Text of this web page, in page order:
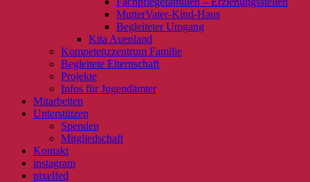
MutterVater-Kind-Haus
Begleiteter Umgang
Kita Auenland
Kompetenzzentrum Familie
Begleitete Elternschaft
Projekte
Infos für Jugendämter
Mitarbeiten
Unterstützen
Spenden
Mitgliedschaft
Kontakt
instagram
pixelfed